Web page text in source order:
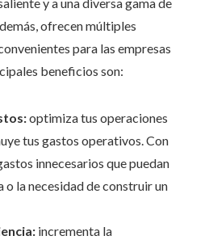
ofrecen múltiples
para las empresas
beneficios son:
optimiza tus operaciones
tus gastos operativos. Con
innecesarios que puedan
o la necesidad de construir un
incrementa la